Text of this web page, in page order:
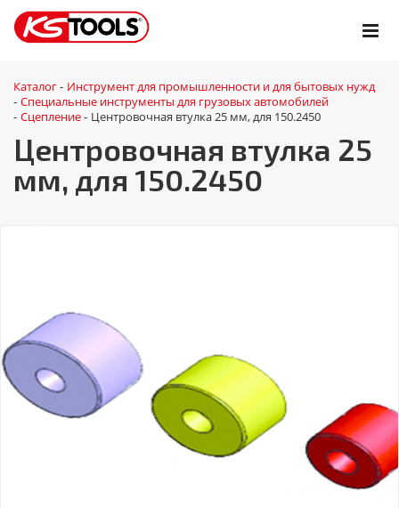
Каталог - Инструмент для промышленности и для бытовых нужд
- Специальные инструменты для грузовых автомобилей
- Сцепление - Центровочная втулка 25 мм, для 150.2450
Центровочная втулка 25
мм, для 150.2450